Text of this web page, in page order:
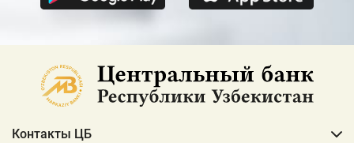
Контакты ЦБ